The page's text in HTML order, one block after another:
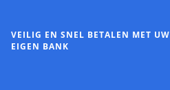
VEILIG EN SNEL BETALEN MET UW
EIGEN BANK